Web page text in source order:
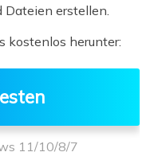
Dateien erstellen.
kostenlos herunter:
11/10/8/7